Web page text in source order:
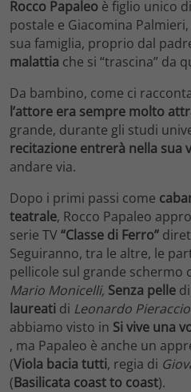
Rocco Papaleo è figlio unico
postale e Giacomina
sua famiglia, proprio dal
malattia che si “trascina” da
Da bambino, come ci
l’attore era sempre molto
grande, durante gli studi
recitazione entrerà nella sua
andare via.
Dopo i primi passi come
teatrale, Rocco Papaleo
serie TV“Classe di Ferro”
Seguiranno, tra le altre, le
pellicole sul grande schermo
Mario Monicelli, Senza pelle di
laureati di Leonardo
abbiamo visto in Si vive una
, ma Papaleo è anche un
(Viola bacia tutti, regia di
(Basilicata coast to coast).